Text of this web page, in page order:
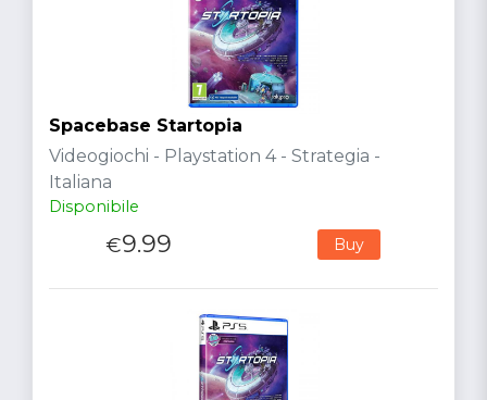
Spacebase Startopia
Videogiochi - Playstation 4 - Strategia -
Italiana
Disponibile
€9.99 Buy